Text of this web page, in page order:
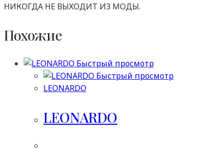
НИКОГДА НЕ ВЫХОДИТ ИЗ МОДЫ.
Похожие
Быстрый просмотр
Быстрый просмотр
LEONARDO
LEONARDO